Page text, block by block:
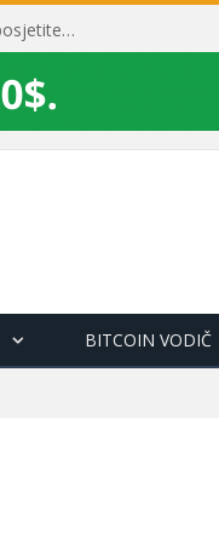
Toni Milun postao “milijarder”! Vrhunska predavanja i 1700 posjetitelja obilježili su mjesec financijske pismenosti
BITCOIN VODIČ